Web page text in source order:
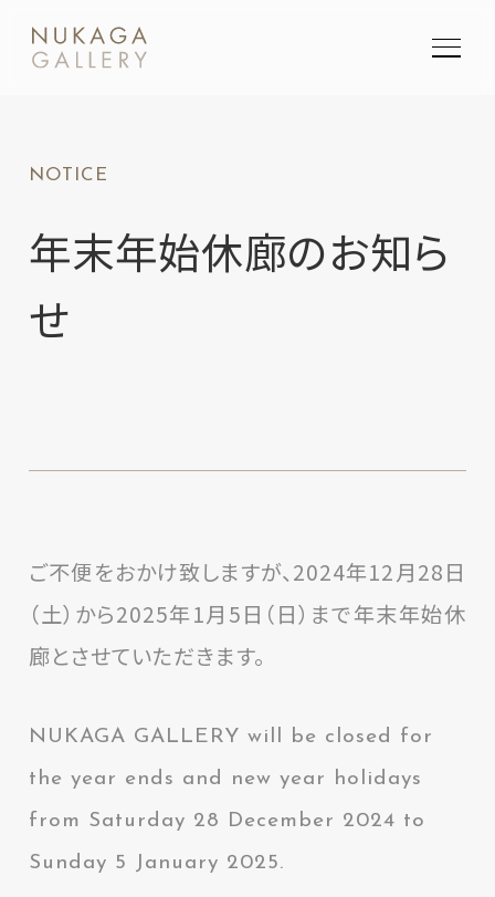
NOTICE
年末年始休廊のお知ら
せ
ご不便をおかけ致しますが、2024年12月28日
（土）から2025年1月5日（日）まで年末年始休
廊とさせていただきます。
NUKAGA GALLERY will be closed for
the year ends and new year holidays
from Saturday 28 December 2024 to
Sunday 5 January 2025.